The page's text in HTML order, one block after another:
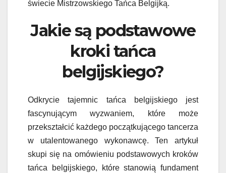
świecie Mistrzowskiego Tańca Belgijką.
Jakie są podstawowe
kroki tańca
belgijskiego?
Odkrycie tajemnic tańca belgijskiego jest
fascynującym wyzwaniem, które może
przekształcić każdego początkującego tancerza
w utalentowanego wykonawcę. Ten artykuł
skupi się na omówieniu podstawowych kroków
tańca belgijskiego, które stanowią fundament